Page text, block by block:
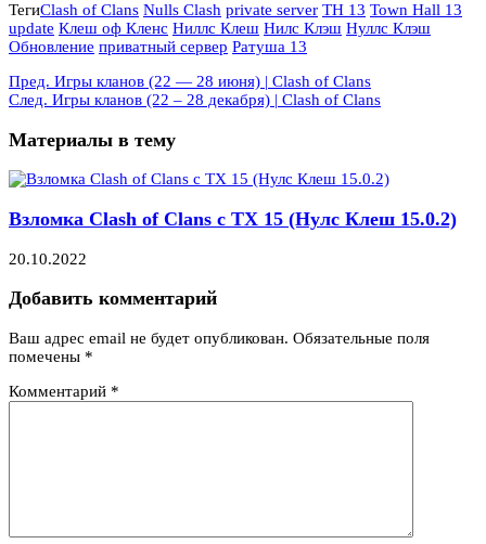
ТегиClash of Clans Nulls Clash private server TH 13 Town Hall 13
update Клеш оф Кленс Ниллс Клеш Нилс Клэш Нуллс Клэш
Обновление приватный сервер Ратуша 13
Пред. Игры кланов (22 — 28 июня) | Clash of Clans
След. Игры кланов (22 – 28 декабря) | Clash of Clans
Материалы в тему
Взломка Clash of Clans с ТХ 15 (Нулс Клеш 15.0.2)
20.10.2022
Добавить комментарий
Ваш адрес email не будет опубликован. Обязательные поля
помечены *
Комментарий *